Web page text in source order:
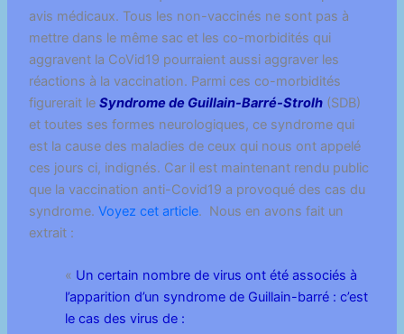
avis médicaux. Tous les non-vaccinés ne sont pas à
mettre dans le même sac et les co-morbidités qui
aggravent la CoVid19 pourraient aussi aggraver les
réactions à la vaccination. Parmi ces co-morbidités
figurerait leSyndrome de Guillain-Barré-Strolh (SDB)
et toutes ses formes neurologiques, ce syndrome qui
est la cause des maladies de ceux qui nous ont appelé
ces jours ci, indignés. Car il est maintenant rendu public
que la vaccination anti-Covid19 a provoqué des cas du
syndrome.Voyez cet article. Nous en avons fait un
extrait :
« Un certain nombre de virus ont été associés à
l’apparition d’un syndrome de Guillain-barré : c’est
le cas des virus de :